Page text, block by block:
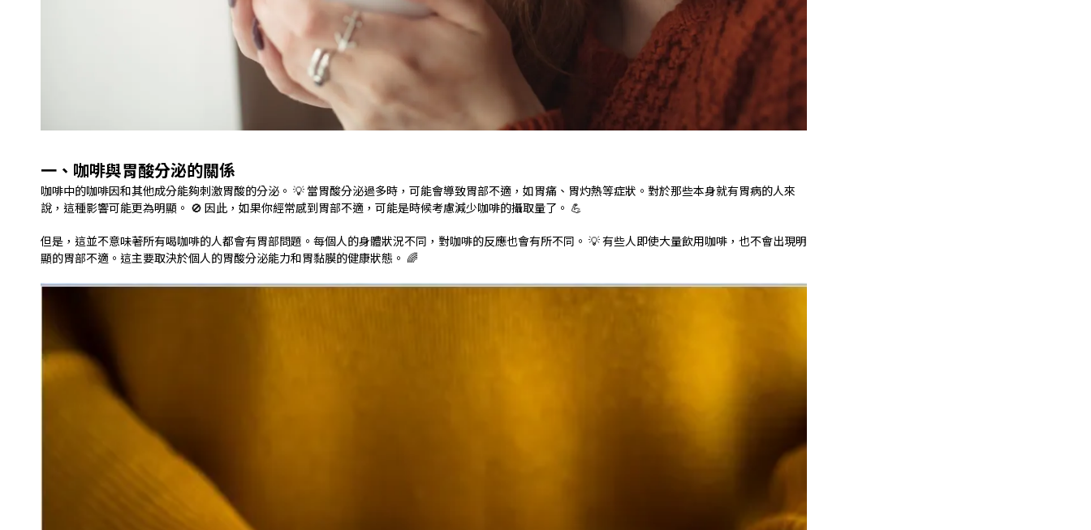
一、咖啡與胃酸分泌的關係
咖啡中的咖啡因和其他成分能夠刺激胃酸的分泌。 💡 當胃酸分泌過多時，可能會導致胃部不適，如胃痛、胃灼熱等症狀。對於那些本身就有胃病的人來
說，這種影響可能更為明顯。 🚫 因此，如果你經常感到胃部不適，可能是時候考慮減少咖啡的攝取量了。 💪
但是，這並不意味著所有喝咖啡的人都會有胃部問題。每個人的身體狀況不同，對咖啡的反應也會有所不同。 💡 有些人即使大量飲用咖啡，也不會出現明
顯的胃部不適。這主要取決於個人的胃酸分泌能力和胃黏膜的健康狀態。 🌈